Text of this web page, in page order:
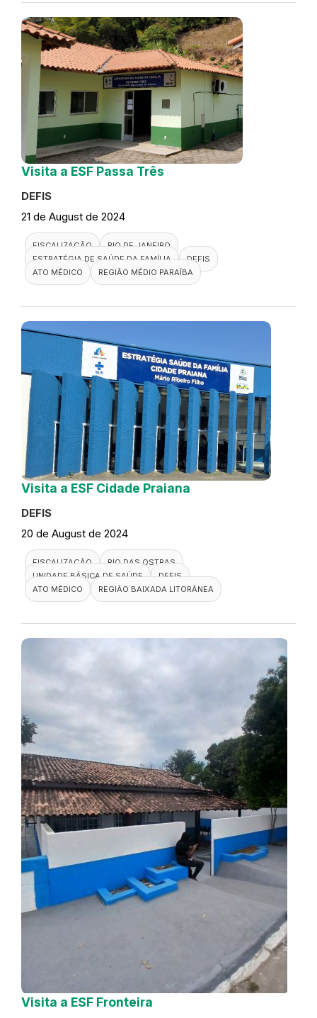
Visita a ESF Passa Três
DEFIS
21 de August de 2024
FISCALIZAÇÃO
RIO DE JANEIRO
ESTRATÉGIA DE SAÚDE DA FAMÍLIA
DEFIS
ATO MÉDICO
REGIÃO MÉDIO PARAÍBA
Visita a ESF Cidade Praiana
DEFIS
20 de August de 2024
FISCALIZAÇÃO
RIO DAS OSTRAS
UNIDADE BÁSICA DE SAÚDE
DEFIS
ATO MÉDICO
REGIÃO BAIXADA LITORÂNEA
Visita a ESF Fronteira